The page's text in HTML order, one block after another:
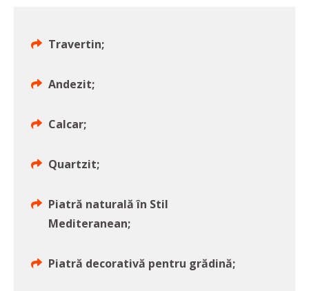
Travertin;
Andezit;
Calcar;
Quartzit;
Piatră naturală în Stil
Mediteranean;
Piatră decorativă pentru grădină;